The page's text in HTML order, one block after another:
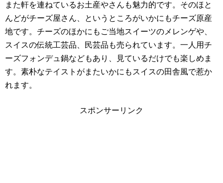
また軒を連ねているお土産やさんも魅力的です。そのほと
んどがチーズ屋さん、というところがいかにもチーズ原産
地です。チーズのほかにもご当地スイーツのメレンゲや、
スイスの伝統工芸品、民芸品も売られています。一人用チ
ーズフォンデュ鍋などもあり、見ているだけでも楽しめま
す。素朴なテイストがまたいかにもスイスの田舎風で惹か
れます。
スポンサーリンク